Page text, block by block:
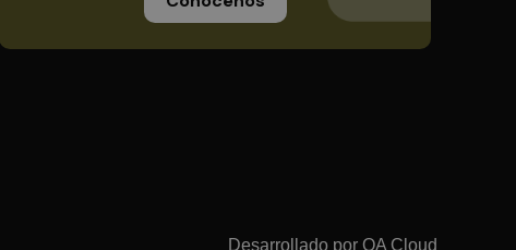
Desarrollado por OA Cloud